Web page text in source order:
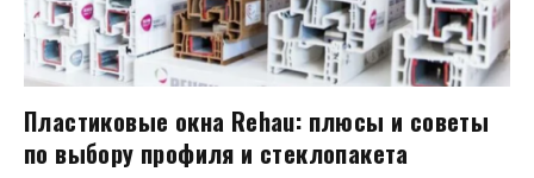
Пластиковые окна Rehau: плюсы и советы
по выбору профиля и стеклопакета